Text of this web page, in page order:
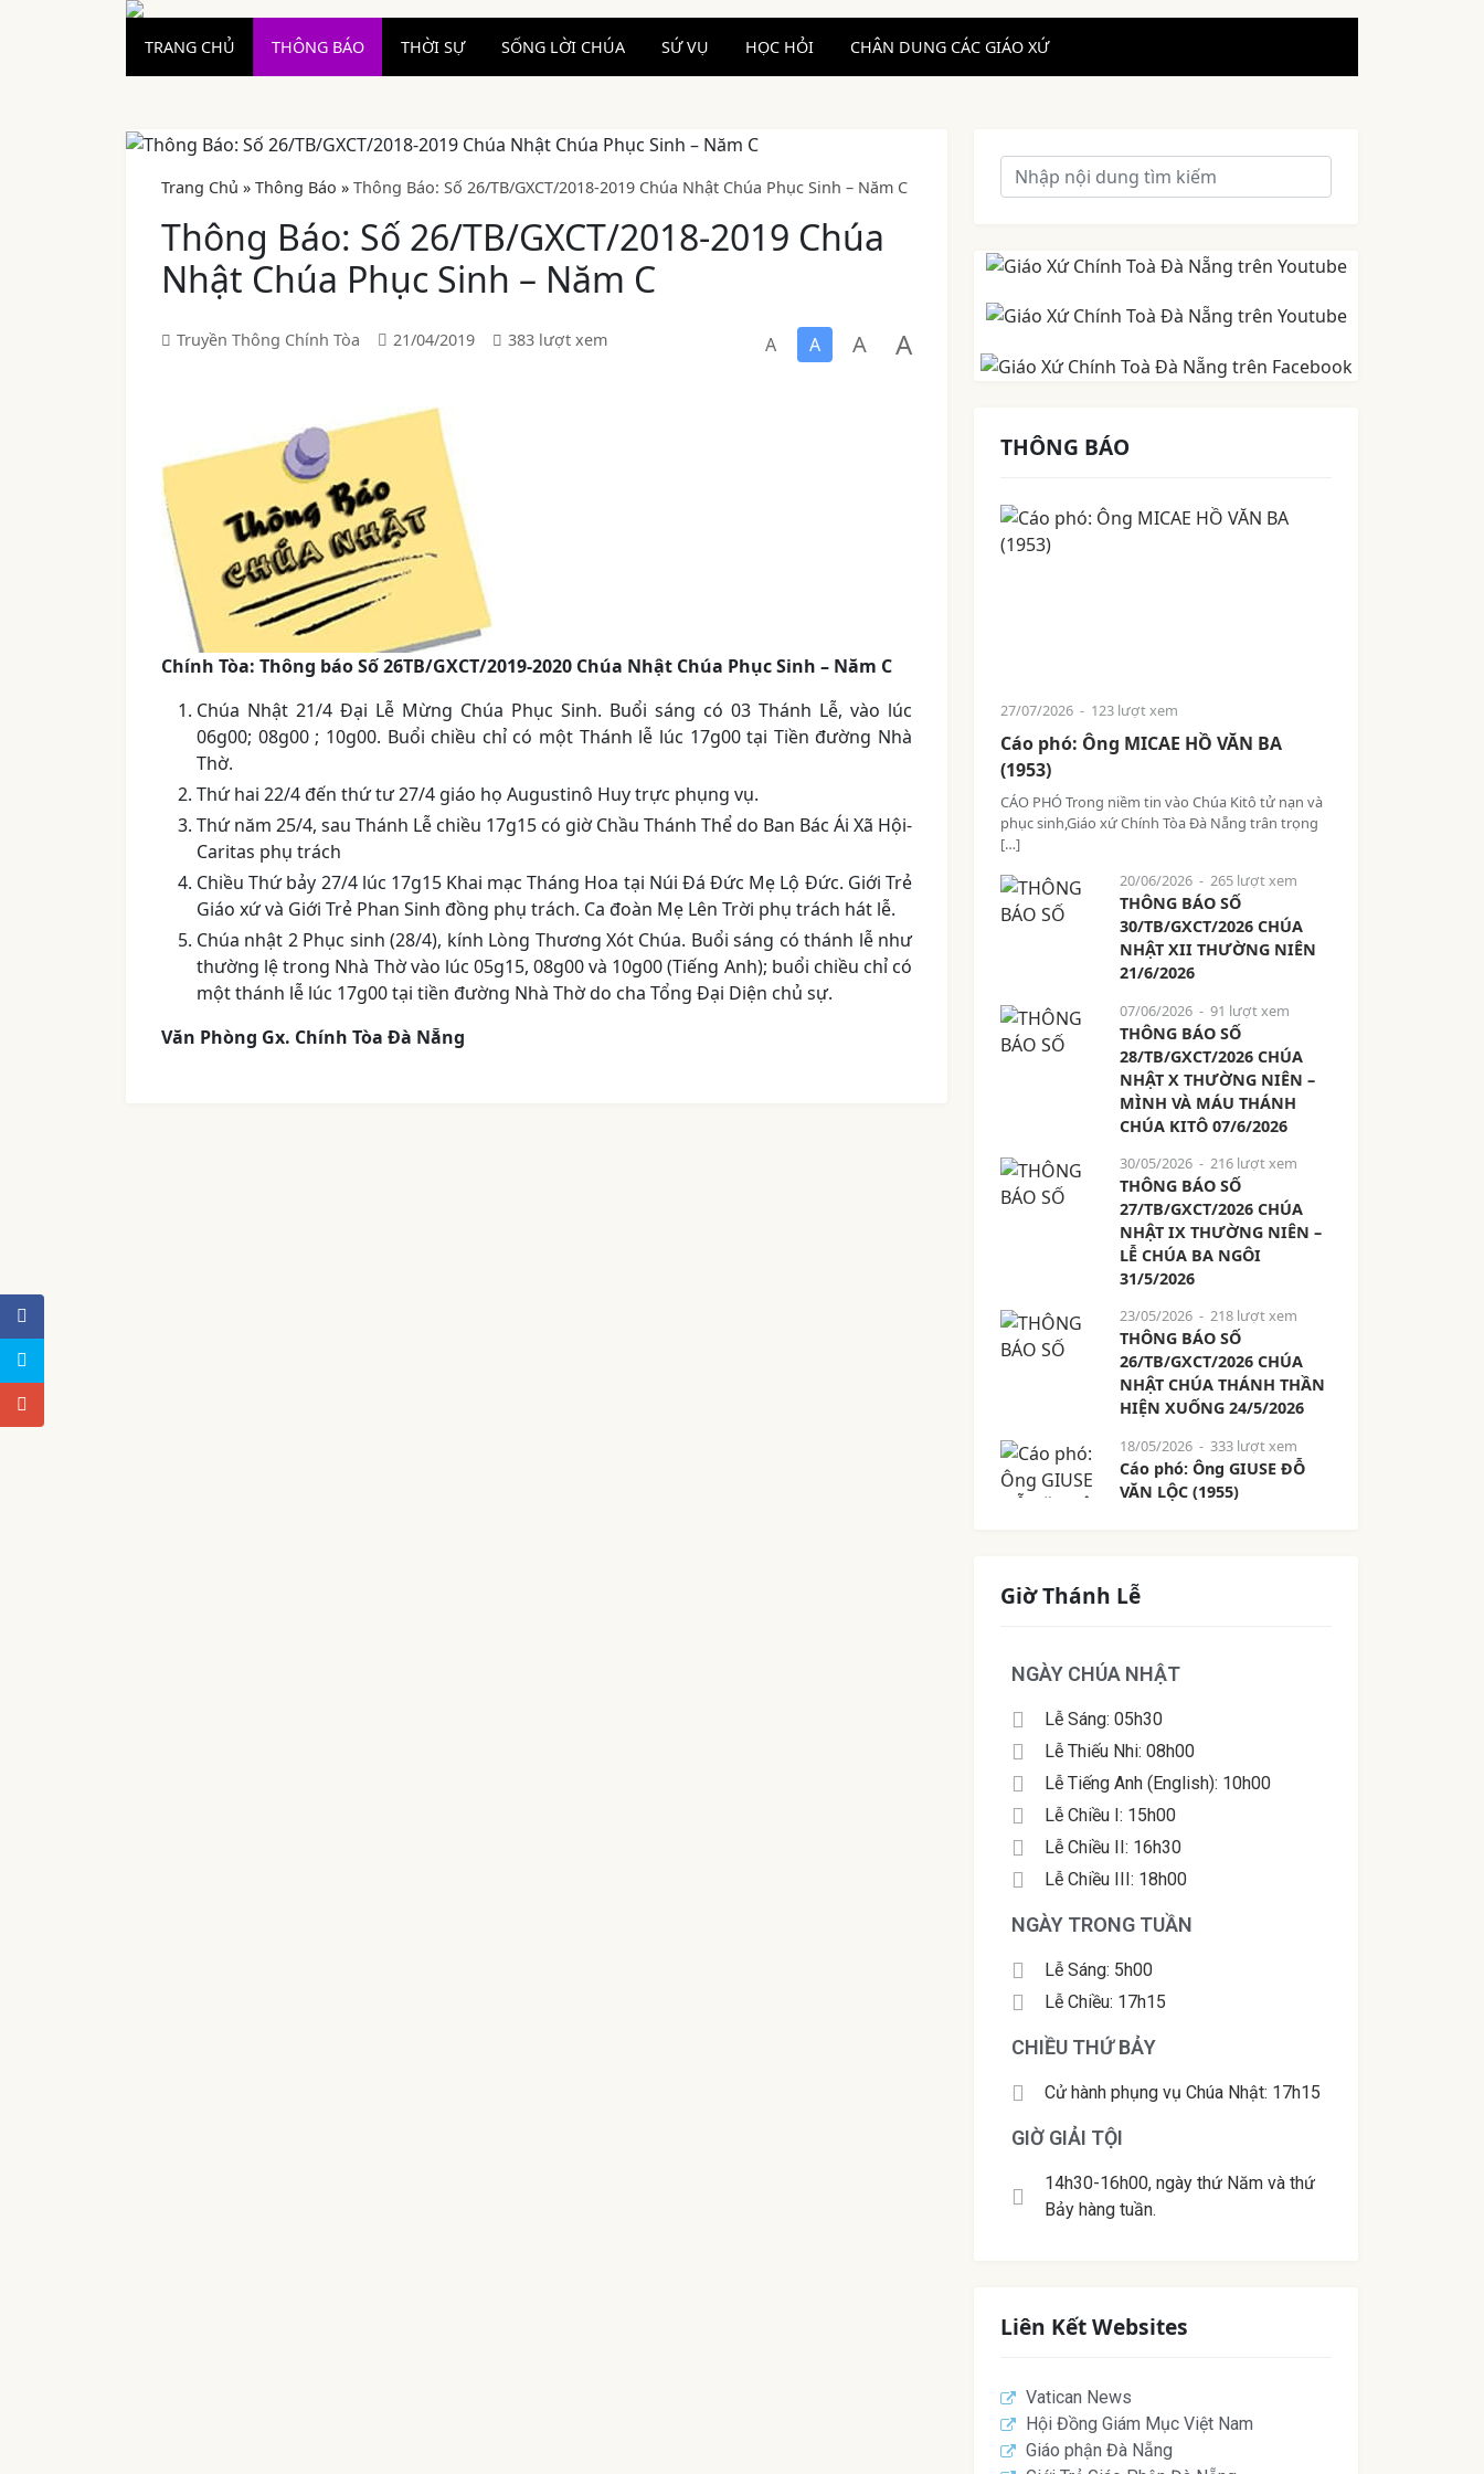
TRANG CHỦ THÔNG BÁO THỜI SỰ SỐNG LỜI CHÚA SỨ VỤ HỌC HỎI CHÂN DUNG CÁC GIÁO XỨ
Trang Chủ » Thông Báo » Thông Báo: Số 26/TB/GXCT/2018-2019 Chúa Nhật Chúa Phục Sinh – Năm C
Thông Báo: Số 26/TB/GXCT/2018-2019 Chúa
Nhật Chúa Phục Sinh – Năm C
Truyền Thông Chính Tòa 21/04/2019 383 lượt xem A A A A
Chính Tòa: Thông báo Số 26TB/GXCT/2019-2020 Chúa Nhật Chúa Phục Sinh – Năm C
Chúa Nhật 21/4 Đại Lễ Mừng Chúa Phục Sinh. Buổi sáng có 03 Thánh Lễ, vào lúc
06g00; 08g00 ; 10g00. Buổi chiều chỉ có một Thánh lễ lúc 17g00 tại Tiền đường Nhà
Thờ.
Thứ hai 22/4 đến thứ tư 27/4 giáo họ Augustinô Huy trực phụng vụ.
Thứ năm 25/4, sau Thánh Lễ chiều 17g15 có giờ Chầu Thánh Thể do Ban Bác Ái Xã Hội-
Caritas phụ trách
Chiều Thứ bảy 27/4 lúc 17g15 Khai mạc Tháng Hoa tại Núi Đá Đức Mẹ Lộ Đức. Giới Trẻ
Giáo xứ và Giới Trẻ Phan Sinh đồng phụ trách. Ca đoàn Mẹ Lên Trời phụ trách hát lễ.
Chúa nhật 2 Phục sinh (28/4), kính Lòng Thương Xót Chúa. Buổi sáng có thánh lễ như
thường lệ trong Nhà Thờ vào lúc 05g15, 08g00 và 10g00 (Tiếng Anh); buổi chiều chỉ có
một thánh lễ lúc 17g00 tại tiền đường Nhà Thờ do cha Tổng Đại Diện chủ sự.
Văn Phòng Gx. Chính Tòa Đà Nẵng
THÔNG BÁO
27/07/2026 - 123 lượt xem
Cáo phó: Ông MICAE HỒ VĂN BA
(1953)
CÁO PHÓ Trong niềm tin vào Chúa Kitô tử nạn và
phục sinh,Giáo xứ Chính Tòa Đà Nẵng trân trọng
[…]
20/06/2026- 265 lượt xem
THÔNG BÁO SỐ
30/TB/GXCT/2026 CHÚA
NHẬT XII THƯỜNG NIÊN
21/6/2026
07/06/2026- 91 lượt xem
THÔNG BÁO SỐ
28/TB/GXCT/2026 CHÚA
NHẬT X THƯỜNG NIÊN –
MÌNH VÀ MÁU THÁNH
CHÚA KITÔ 07/6/2026
30/05/2026- 216 lượt xem
THÔNG BÁO SỐ
27/TB/GXCT/2026 CHÚA
NHẬT IX THƯỜNG NIÊN –
LỄ CHÚA BA NGÔI
31/5/2026
23/05/2026- 218 lượt xem
THÔNG BÁO SỐ
26/TB/GXCT/2026 CHÚA
NHẬT CHÚA THÁNH THẦN
HIỆN XUỐNG 24/5/2026
18/05/2026- 333 lượt xem
Cáo phó: Ông GIUSE ĐỖ
VĂN LỘC (1955)
Giờ Thánh Lễ
NGÀY CHÚA NHẬT
Lễ Sáng: 05h30
Lễ Thiếu Nhi: 08h00
Lễ Tiếng Anh (English): 10h00
Lễ Chiều I: 15h00
Lễ Chiều II: 16h30
Lễ Chiều III: 18h00
NGÀY TRONG TUẦN
Lễ Sáng: 5h00
Lễ Chiều: 17h15
CHIỀU THỨ BẢY
Cử hành phụng vụ Chúa Nhật: 17h15
GIỜ GIẢI TỘI
14h30-16h00, ngày thứ Năm và thứ
Bảy hàng tuần.
Liên Kết Websites
Vatican News
Hội Đồng Giám Mục Việt Nam
Giáo phận Đà Nẵng